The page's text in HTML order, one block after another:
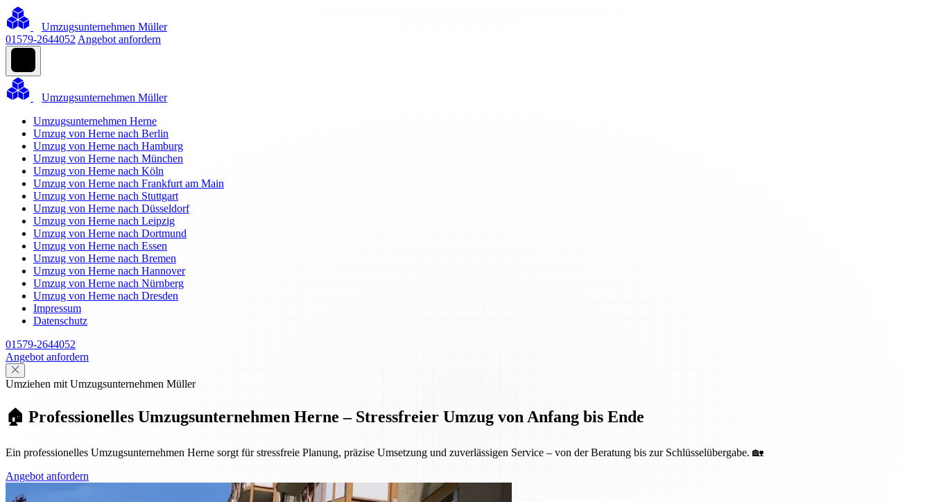
Umzugsunternehmen Müller
01579-2644052 Angebot anfordern
Umzugsunternehmen Müller
Umzugsunternehmen Herne
Umzug von Herne nach Berlin
Umzug von Herne nach Hamburg
Umzug von Herne nach München
Umzug von Herne nach Köln
Umzug von Herne nach Frankfurt am Main
Umzug von Herne nach Stuttgart
Umzug von Herne nach Düsseldorf
Umzug von Herne nach Leipzig
Umzug von Herne nach Dortmund
Umzug von Herne nach Essen
Umzug von Herne nach Bremen
Umzug von Herne nach Hannover
Umzug von Herne nach Nürnberg
Umzug von Herne nach Dresden
Impressum
Datenschutz
01579-2644052
Angebot anfordern
Umziehen mit Umzugsunternehmen Müller
🏠 Professionelles Umzugsunternehmen Herne – Stressfreier Umzug von Anfang bis Ende
Ein professionelles Umzugsunternehmen Herne sorgt für stressfreie Planung, präzise Umsetzung und zuverlässigen Service – von der Beratung bis zur Schlüsselübergabe. 🏡
Angebot anfordern